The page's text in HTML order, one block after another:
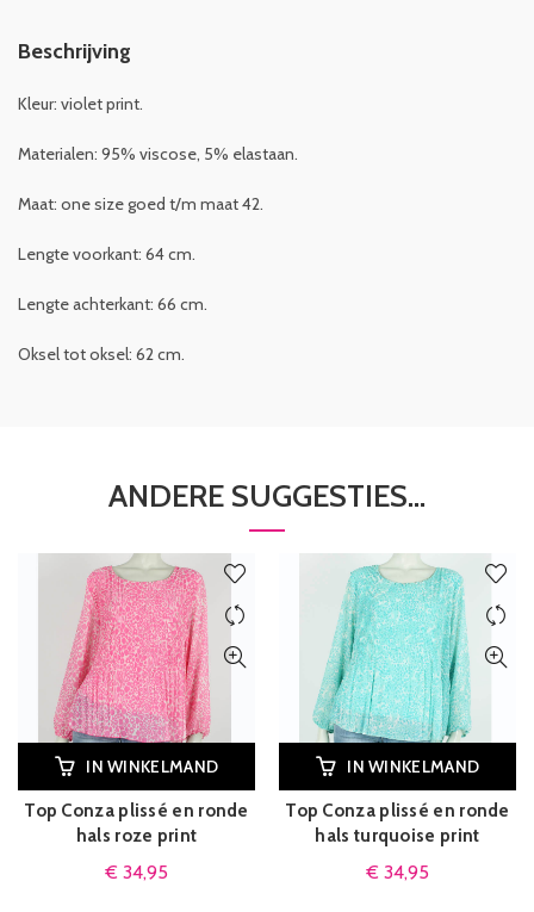
Beschrijving
Kleur: violet print.
Materialen: 95% viscose, 5% elastaan.
Maat: one size goed t/m maat 42.
Lengte voorkant: 64 cm.
Lengte achterkant: 66 cm.
Oksel tot oksel: 62 cm.
ANDERE SUGGESTIES…
IN WINKELMAND
Top Conza plissé en ronde
hals roze print
€ 34,95
IN WINKELMAND
Top Conza plissé en ronde
hals turquoise print
€ 34,95